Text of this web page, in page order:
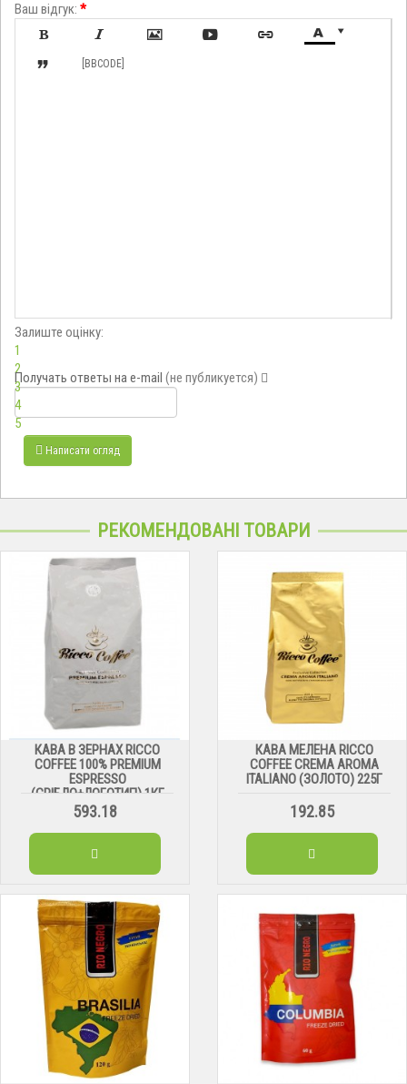
Ваш відгук: *

     
 [BBCODE]
Залиште оцінку:
1
2
3
4
5
Получать ответы на e-mail (не публикуется)
Написати огляд
РЕКОМЕНДОВАНІ ТОВАРИ
КАВА В ЗЕРНАХ RICCO
COFFEE 100% PREMIUM
ESPRESSO
(СРІБЛО+ЛОГОТИП) 1КГ
593.18
КАВА МЕЛЕНА RICCO
COFFEE CREMA AROMA
ITALIANO (ЗОЛОТО) 225Г
192.85